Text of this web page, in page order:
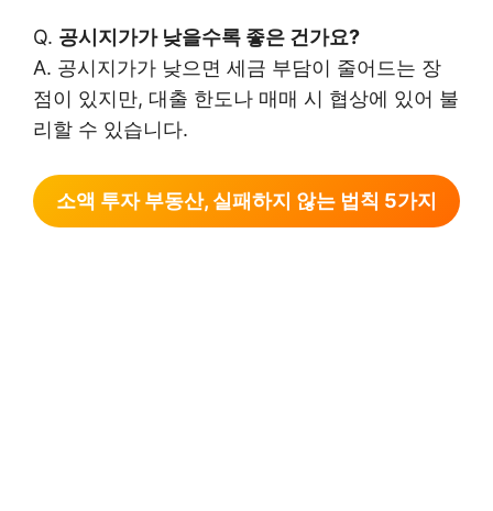
Q. 공시지가가 낮을수록 좋은 건가요?
A. 공시지가가 낮으면 세금 부담이 줄어드는 장
점이 있지만, 대출 한도나 매매 시 협상에 있어 불
리할 수 있습니다.
소액 투자 부동산, 실패하지 않는 법칙 5가지